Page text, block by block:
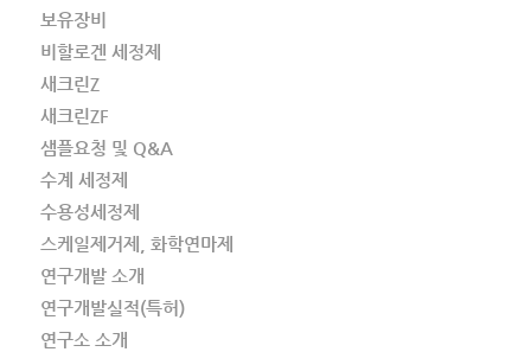
보유장비
비할로겐 세정제
새크린Z
새크린ZF
샘플요청 및 Q&A
수계 세정제
수용성세정제
스케일제거제, 화학연마제
연구개발 소개
연구개발실적(특허)
연구소 소개